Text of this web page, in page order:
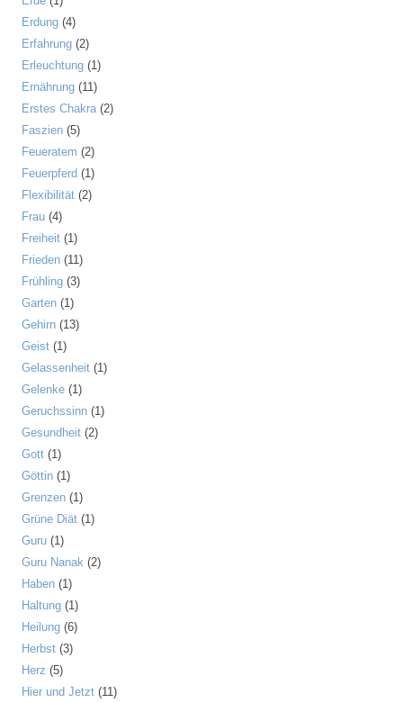
Erdung (4)
Erfahrung (2)
Erleuchtung (1)
Ernährung (11)
Erstes Chakra(2)
Faszien (5)
Feueratem (2)
Feuerpferd (1)
Flexibilität (2)
Frau (4)
Freiheit (1)
Frieden (11)
Frühling (3)
Garten (1)
Gehirn (13)
Geist (1)
Gelassenheit (1)
Gelenke (1)
Geruchssinn (1)
Gesundheit (2)
Gott (1)
Göttin (1)
Grenzen (1)
Grüne Diät (1)
Guru (1)
Guru Nanak (2)
Haben (1)
Haltung (1)
Heilung (6)
Herbst (3)
Herz (5)
Hier und Jetzt (11)